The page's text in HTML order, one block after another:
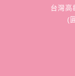
台灣高
(